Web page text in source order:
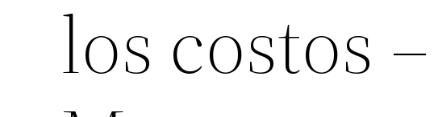
los costos